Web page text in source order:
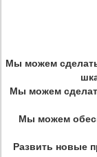
Мы можем
Мы можем
Мы можем
Развить новые